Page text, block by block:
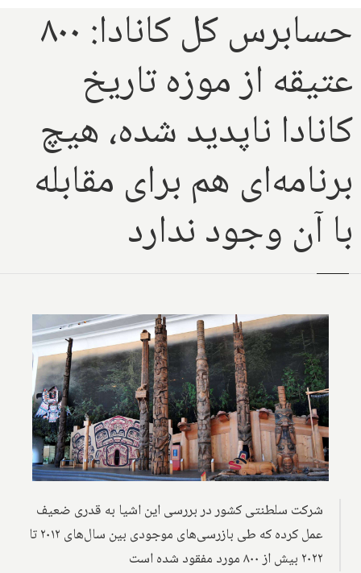
حسابرس کل کانادا: ۸۰۰
عتیقه از موزه تاریخ
کانادا ناپدید شده، هیچ
برنامه‌ای هم برای مقابله
با آن وجود ندارد
شرکت سلطنتی کشور در بررسی این اشیا به قدری ضعیف
عمل کرده که طی بازرسی‌های موجودی بین سال‌های ۲۰۱۲ تا
۲۰۲۲ بیش از ۸۰۰ مورد مفقود شده است